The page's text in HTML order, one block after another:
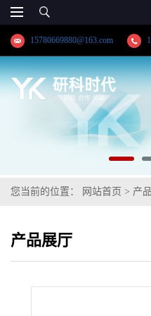
15780669880@163.com
您当前的位置： 网站首页 > 产
产品展厅